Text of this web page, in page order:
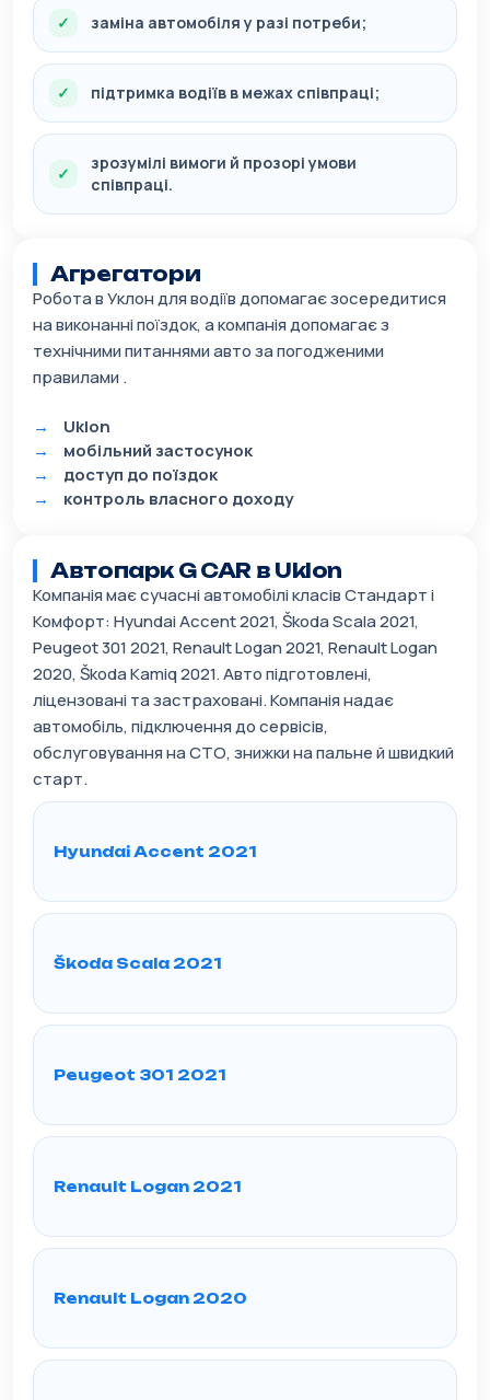
заміна автомобіля у разі потреби;
підтримка водіїв в межах співпраці;
зрозумілі вимоги й прозорі умови
співпраці.
Агрегатори
Робота в Уклон для водіїв допомагає зосередитися
на виконанні поїздок, а компанія допомагає з
технічними питаннями авто за погодженими
правилами .
Uklon
мобільний застосунок
доступ до поїздок
контроль власного доходу
Автопарк G CAR в Uklon
Компанія має сучасні автомобілі класів Стандарт і
Комфорт: Hyundai Accent 2021, Škoda Scala 2021,
Peugeot 301 2021, Renault Logan 2021, Renault Logan
2020, Škoda Kamiq 2021. Авто підготовлені,
ліцензовані та застраховані. Компанія надає
автомобіль, підключення до сервісів,
обслуговування на СТО, знижки на пальне й швидкий
старт.
Hyundai Accent 2021
Škoda Scala 2021
Peugeot 301 2021
Renault Logan 2021
Renault Logan 2020